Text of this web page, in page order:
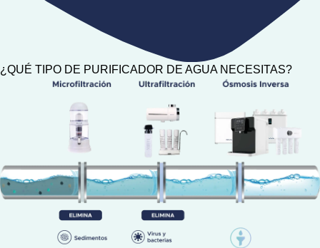
¿QUÉ TIPO DE PURIFICADOR DE AGUA NECESITAS?